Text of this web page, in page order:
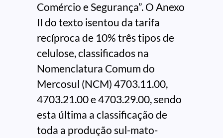
Comércio e Segurança”. O Anexo
II do texto isentou da tarifa
recíproca de 10% três tipos de
celulose, classificados na
Nomenclatura Comum do
Mercosul (NCM) 4703.11.00,
4703.21.00 e 4703.29.00, sendo
esta última a classificação de
toda a produção sul-mato-